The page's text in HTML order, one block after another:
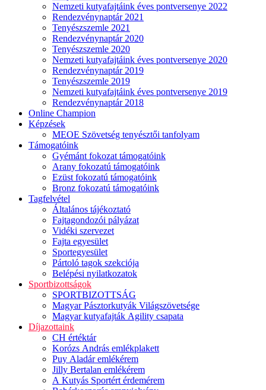
Nemzeti kutyafajtáink éves pontversenye 2022
Rendezvénynaptár 2021
Tenyészszemle 2021
Rendezvénynaptár 2020
Tenyészszemle 2020
Nemzeti kutyafajtáink éves pontversenye 2020
Rendezvénynaptár 2019
Tenyészszemle 2019
Nemzeti kutyafajtáink éves pontversenye 2019
Rendezvénynaptár 2018
Online Champion
Képzések
MEOE Szövetség tenyésztői tanfolyam
Támogatóink
Gyémánt fokozat támogatóink
Arany fokozatú támogatóink
Ezüst fokozatú támogatóink
Bronz fokozatú támogatóink
Tagfelvétel
Általános tájékoztató
Fajtagondozói pályázat
Vidéki szervezet
Fajta egyesület
Sportegyesület
Pártoló tagok szekciója
Belépési nyilatkozatok
Sportbizottságok
SPORTBIZOTTSÁG
Magyar Pásztorkutyák Világszövetsége
Magyar kutyafajták Agility csapata
Díjazottaink
CH értéktár
Korózs András emlékplakett
Puy Aladár emlékérem
Jilly Bertalan emlékérem
A Kutyás Sportért érdemérem